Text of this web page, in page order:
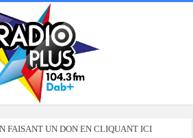
FAISANT UN DON EN CLIQUANT ICI